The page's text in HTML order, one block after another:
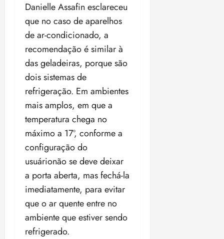
Danielle Assafin esclareceu
que no caso de aparelhos
de ar-condicionado, a
recomendação é similar à
das geladeiras, porque são
dois sistemas de
refrigeração. Em ambientes
mais amplos, em que a
temperatura chega no
máximo a 17º, conforme a
configuração do
usuárionão se deve deixar
a porta aberta, mas fechá-la
imediatamente, para evitar
que o ar quente entre no
ambiente que estiver sendo
refrigerado.